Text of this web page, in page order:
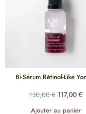
Bi-Sérum Rétinol-Like
130,00€ 117,00 €
Ajouter au panier